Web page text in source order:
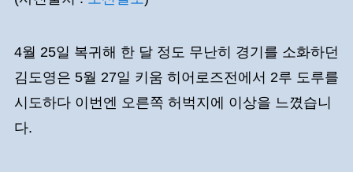
4월 25일 복귀해 한 달 정도 무난히 경기를 소화하던
김도영은 5월 27일 키움 히어로즈전에서 2루 도루를
시도하다 이번엔 오른쪽 허벅지에 이상을 느꼈습니
다.